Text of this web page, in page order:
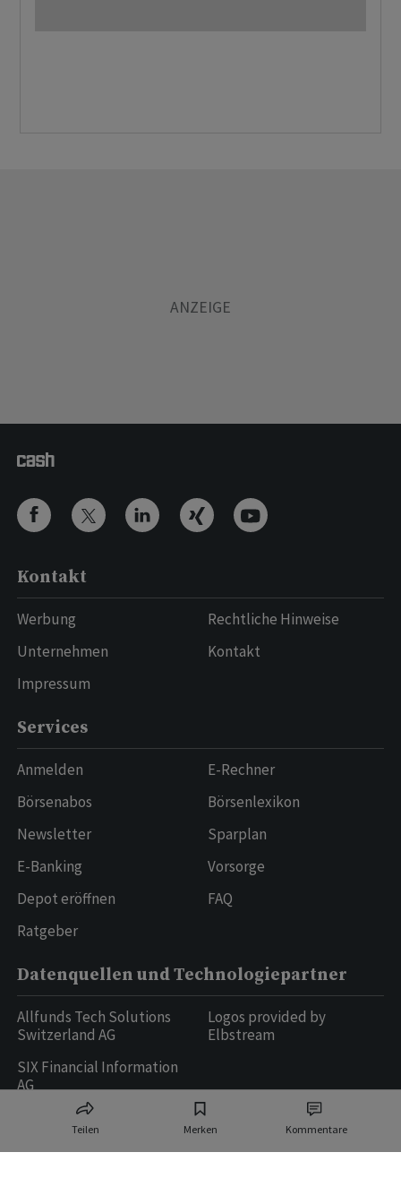
Teilen Merken Kommentare
Kontakt
Werbung
Unternehmen
Impressum
Rechtliche Hinweise
Kontakt
Services
Anmelden
Börsenabos
Newsletter
E-Banking
Depot eröffnen
Ratgeber
E-Rechner
Börsenlexikon
Sparplan
Vorsorge
FAQ
Datenquellen und Technologiepartner
Allfunds Tech Solutions
Switzerland AG
SIX Financial Information
AG
Logos provided by
Elbstream
Ringier AG | Ringier Medien Schweiz